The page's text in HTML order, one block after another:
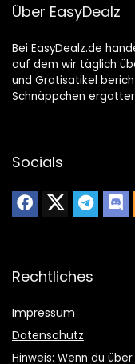
Über EasyDealz
Bei EasyDealz.de
auf dem wir täglich
und Gratisatikel
Schnäppchen
Socials
Rechtliches
Impressum
Datenschutz
Hinweis: Wenn du